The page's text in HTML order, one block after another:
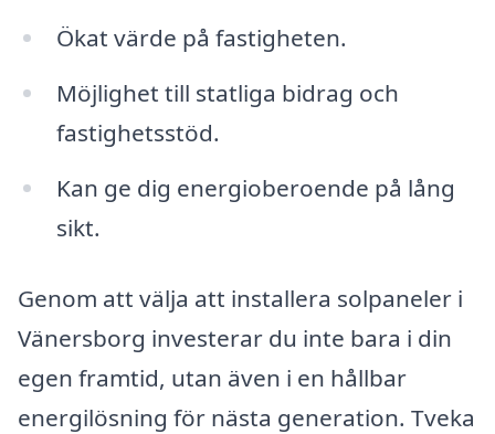
Ökat värde på fastigheten.
Möjlighet till statliga bidrag och
fastighetsstöd.
Kan ge dig energioberoende på lång
sikt.
Genom att välja att installera solpaneler i
Vänersborg investerar du inte bara i din
egen framtid, utan även i en hållbar
energilösning för nästa generation. Tveka